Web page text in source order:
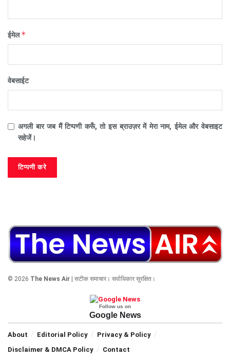
ईमेल*
वेबसाईट
अगली बार जब मैं टिप्पणी करूँ, तो इस ब्राउज़र में मेरा नाम, ईमेल और वेबसाइट
सहेजें।
© 2026 The News Air | सटीक समाचार। सर्वाधिकार सुरक्षित।
Follow us on
Google News
About Editorial Policy
Privacy & Policy
Disclaimer & DMCA Policy
Contact